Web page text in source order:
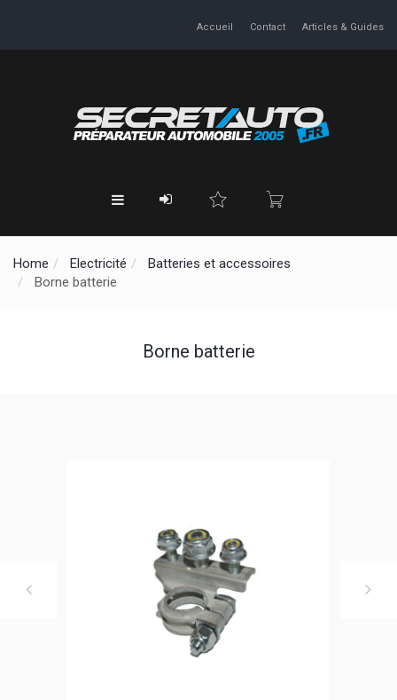
Accueil Contact Articles & Guides
Home Electricité
Batteries et accessoires
Borne batterie
Borne batterie